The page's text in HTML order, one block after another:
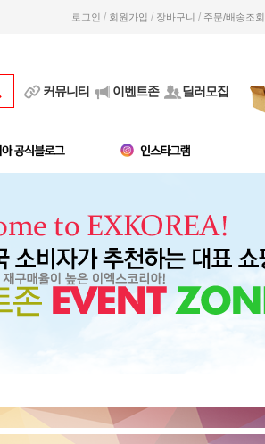
로그인 / 회원가입 / 장바구니 / 주문/배송조회
커뮤니티 이벤트존 딜러모집